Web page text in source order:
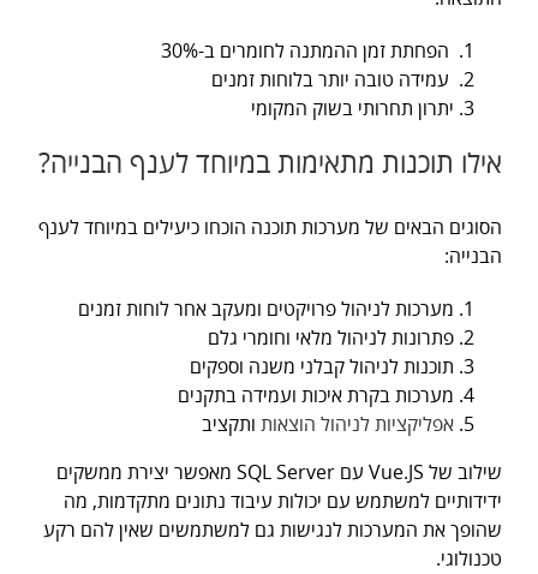
הפחתת זמן ההמתנה לחומרים ב-30%
עמידה טובה יותר בלוחות זמנים
יתרון תחרותי בשוק המקומי
אילו תוכנות מתאימות במיוחד לענף הבנייה?
הסוגים הבאים של מערכות תוכנה הוכחו כיעילים במיוחד לענף
הבנייה:
מערכות לניהול פרויקטים ומעקב אחר לוחות זמנים
פתרונות לניהול מלאי וחומרי גלם
תוכנות לניהול קבלני משנה וספקים
מערכות בקרת איכות ועמידה בתקנים
אפליקציות לניהול הוצאות ותקציב
שילוב של Vue.JS עם SQL Server מאפשר יצירת ממשקים
ידידותיים למשתמש עם יכולות עיבוד נתונים מתקדמות, מה
שהופך את המערכות לנגישות גם למשתמשים שאין להם רקע
טכנולוגי.